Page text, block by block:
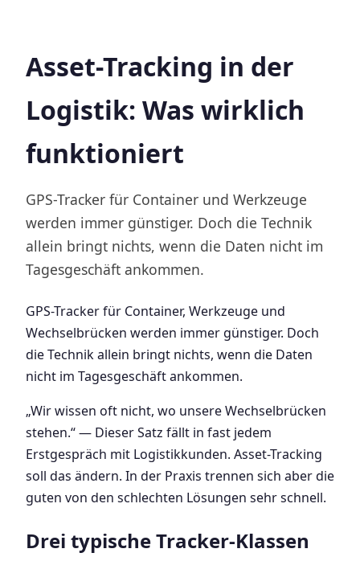
Asset-Tracking in der
Logistik: Was wirklich
funktioniert
GPS-Tracker für Container und Werkzeuge
werden immer günstiger. Doch die Technik
allein bringt nichts, wenn die Daten nicht im
Tagesgeschäft ankommen.
GPS-Tracker für Container, Werkzeuge und
Wechselbrücken werden immer günstiger. Doch
die Technik allein bringt nichts, wenn die Daten
nicht im Tagesgeschäft ankommen.
„Wir wissen oft nicht, wo unsere Wechselbrücken
stehen.“ — Dieser Satz fällt in fast jedem
Erstgespräch mit Logistikkunden. Asset-Tracking
soll das ändern. In der Praxis trennen sich aber die
guten von den schlechten Lösungen sehr schnell.
Drei typische Tracker-Klassen